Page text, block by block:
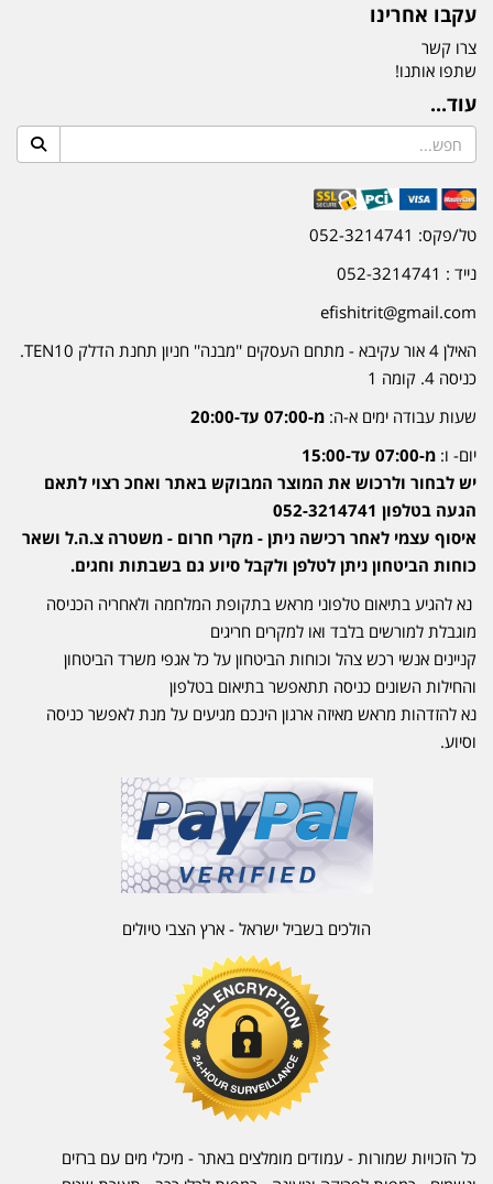
עקבו אחרינו
צרו קשר
שתפו אותנו!
עוד...
טל/פקס: 052-3214741
נייד : 052-3214741
efishitrit@gmail.com
האילן 4 אור עקיבא - מתחם העסקים ''מבנה'' חניון תחנת הדלק TEN10.
כניסה 4. קומה 1
שעות עבודה ימים א-ה: מ-07:00 עד-20:00
יום- ו: מ-07:00 עד-15:00
יש לבחור ולרכוש את המוצר המבוקש באתר ואחכ רצוי לתאם
הגעה בטלפון 052-3214741
איסוף עצמי לאחר רכישה ניתן - מקרי חרום - משטרה צ.ה.ל ושאר
כוחות הביטחון ניתן לטלפן ולקבל סיוע גם בשבתות וחגים.
נא להגיע בתיאום טלפוני מראש בתקופת המלחמה ולאחריה הכניסה
מוגבלת למורשים בלבד ואו למקרים חריגים
קניינים אנשי רכש צהל וכוחות הביטחון על כל אגפי משרד הביטחון
והחילות השונים כניסה תתאפשר בתיאום בטלפון
נא להזדהות מראש מאיזה ארגון הינכם מגיעים על מנת לאפשר כניסה
וסיוע.
הולכים בשביל ישראל - ארץ הצבי טיולים
כל הזכויות שמורות - עמודים מומלצים באתר - מיכלי מים עם ברזים